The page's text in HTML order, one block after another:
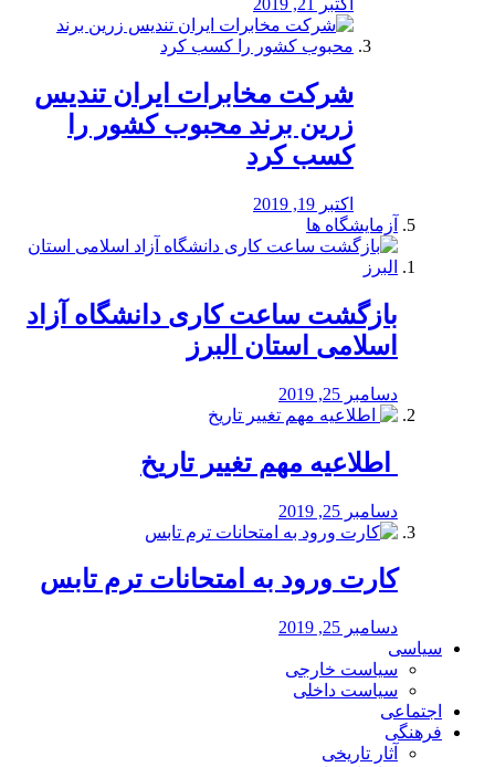
اکتبر 21, 2019
شرکت مخابرات ایران تندیس
زرین برند محبوب کشور را
کسب کرد
اکتبر 19, 2019
آزمایشگاه ها
بازگشت ساعت کاری دانشگاه آزاد
اسلامی استان البرز
دسامبر 25, 2019
️ اطلاعیه مهم تغییر تاریخ
دسامبر 25, 2019
کارت ورود به امتحانات ترم تابس
دسامبر 25, 2019
سیاسی
سیاست خارجی
سیاست داخلی
اجتماعی
فرهنگی
آثار تاریخی